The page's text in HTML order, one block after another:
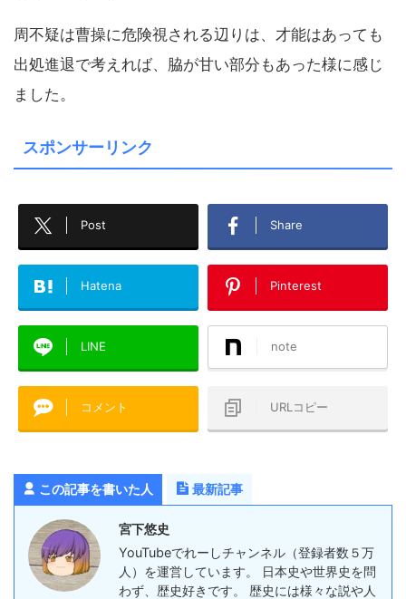
周不疑は曹操に危険視される辺りは、才能はあっても
出処進退で考えれば、脇が甘い部分もあった様に感じ
ました。
スポンサーリンク
Post Share
Hatena Pinterest
LINE note
コメント URLコピー
この記事を書いた人 最新記事
宮下悠史
YouTubeでれーしチャンネル（登録者数５万
人）を運営しています。 日本史や世界史を問
わず、歴史好きです。 歴史には様々な説や人